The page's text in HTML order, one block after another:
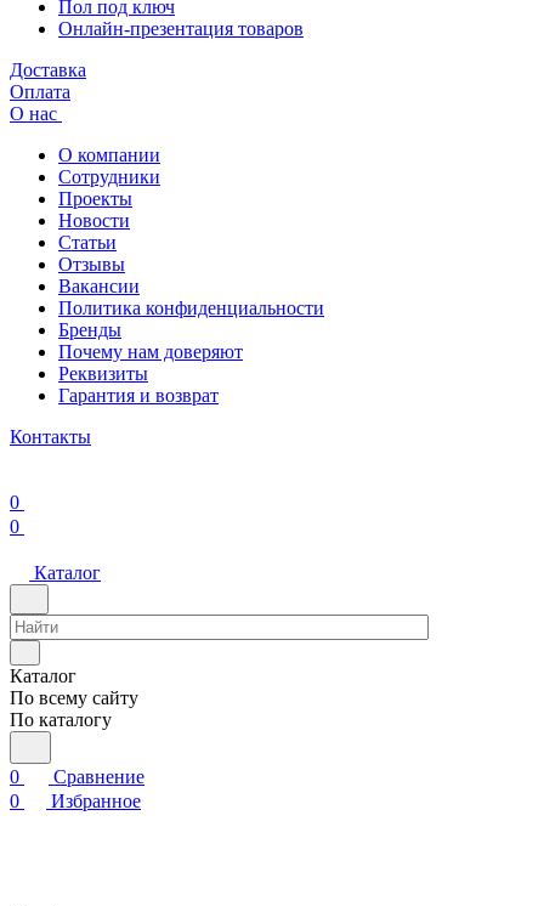
Пол под ключ
Онлайн-презентация товаров
Доставка
Оплата
О нас
О компании
Сотрудники
Проекты
Новости
Статьи
Отзывы
Вакансии
Политика конфиденциальности
Бренды
Почему нам доверяют
Реквизиты
Гарантия и возврат
Контакты
0
0
Каталог
Каталог
По всему сайту
По каталогу
0
Сравнение
0
Избранное